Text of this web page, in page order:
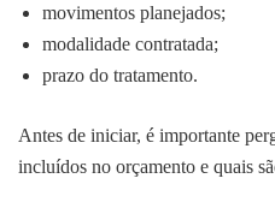
movimentos planejados;
modalidade contratada;
prazo do tratamento.
Antes de iniciar, é importante
incluídos no orçamento e quais